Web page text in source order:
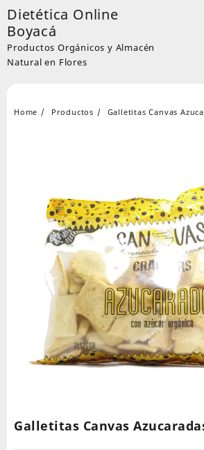
Skip
to
content
Dietética Online
Boyacá
Productos Orgánicos y Almacén
Natural en Flores
Home Productos Galletitas Canvas
Galletitas Canvas